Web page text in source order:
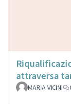
attraversa
MARIA VICINI